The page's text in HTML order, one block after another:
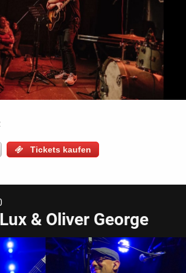
Tickets kaufen
& Oliver George